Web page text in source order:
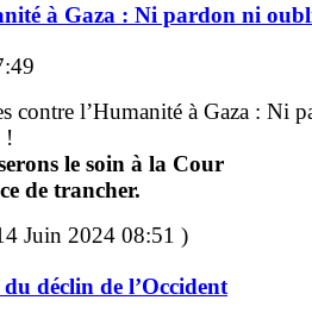
à Gaza : Ni pardon ni
le soin à la Cour
de trancher.
Juin 2024 08:51 )
déclin de l’Occident